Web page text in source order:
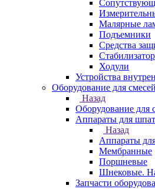
Малярные
Подъемники
Средства
Ходули
Устройства
Оборудование для смесей
Назад
Оборудование для
Аппараты для
Назад
Аппараты
Мембранные
Поршневые
Шнековые.
Запчасти